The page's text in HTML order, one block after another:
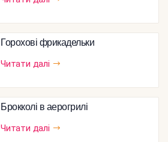
Горохові фрикадельки
Читати далі
Брокколі в аерогрилі
Читати далі